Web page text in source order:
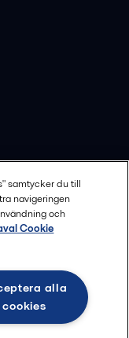
and conditions
samtycker du till
navigeringen
och
Cookie
alla
cookies